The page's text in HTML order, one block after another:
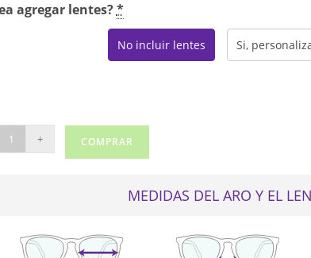
agregar lentes?*
No incluir lentes Si,
+ COMPRAR
MEDIDAS DEL ARO Y EL